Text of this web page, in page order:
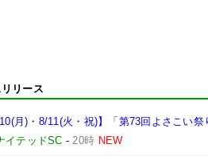
リース
10(月)・8/11(火・祝)】「第73回よさこい
イテッドSC -20時 NEW